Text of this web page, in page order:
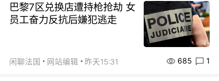
巴黎7区兑换店遭持枪抢劫 女
员工奋力反抗后嫌犯逃走
闲聊法国 网站编辑 昨天15:31 685 1